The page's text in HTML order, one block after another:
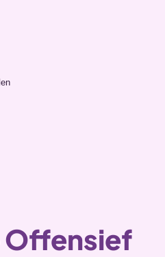
Offensief